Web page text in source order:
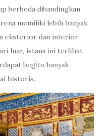
berbeda dibandingkan
memiliki lebih banyak
eksterior dan interior
luar, istana ini terlihat
begitu banyak
historis.